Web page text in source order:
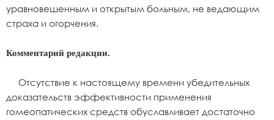
уравновешенным и открытым больным, не ведающим
страха и огорчения.
Комментарий редакции.
Отсутствие к настоящему времени убедительных
доказательств эффективности применения
гомеопатических средств обуславливает достаточно